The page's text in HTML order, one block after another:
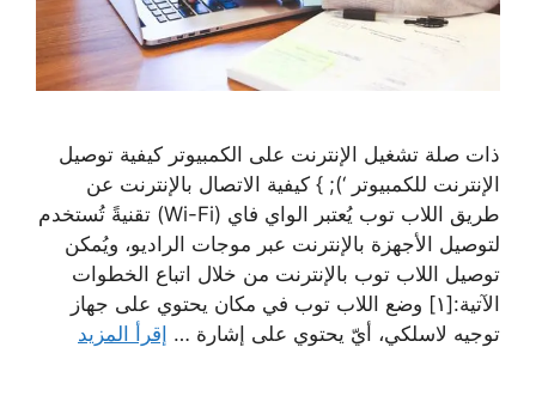
ذات صلة تشغيل الإنترنت على الكمبيوتر كيفية توصيل
الإنترنت للكمبيوتر ‘); } كيفية الاتصال بالإنترنت عن
طريق اللاب توب يُعتبر الواي فاي (Wi-Fi) تقنيةً تُستخدم
لتوصيل الأجهزة بالإنترنت عبر موجات الراديو، ويُمكن
توصيل اللاب توب بالإنترنت من خلال اتباع الخطوات
الآتية:[١] وضع اللاب توب في مكان يحتوي على جهاز
توجيه لاسلكي، أيّ يحتوي على إشارة … إقرأ المزيد